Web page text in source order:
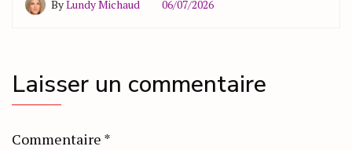
ByLundy Michaud 06/07/2026
Laisser un commentaire
Commentaire *